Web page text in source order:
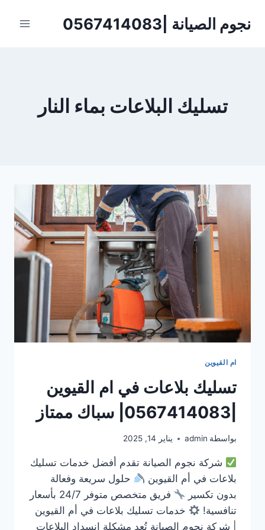
نجوم الصيانة |0567414083
تسليك البلاعات بماء النار
ام القيوين
تسليك بلاعات في ام القيوين
بواسطة admin يناير 14, 2025
شركة نجوم الصيانة تقدم أفضل خدمات تسليك
بلاعات في أم القيوين
حلول سريعة وفعالة
بدون تكسير
فريق متخصص متوفر 24/7 بأسعار
تنافسية!
خدمات تسليك بلاعات في أم القيوين
| شركة نجوم الصيانة تُعد مشكلة انسداد البلاعات